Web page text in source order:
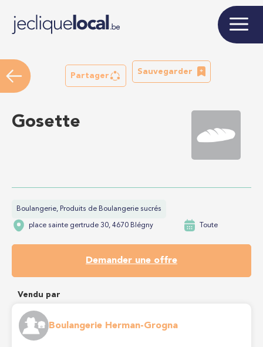
Partager
Sauvegarder
Gosette
Boulangerie, Produits de Boulangerie sucrés
place sainte gertrude 30, 4670 Blégny Toute
Demander une offre
Vendu par
Boulangerie Herman-Grogna